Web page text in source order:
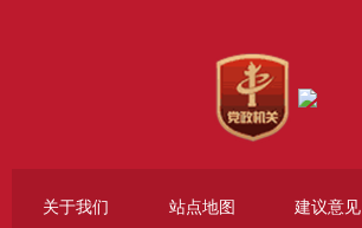
关于我们 站点地图 建议意见